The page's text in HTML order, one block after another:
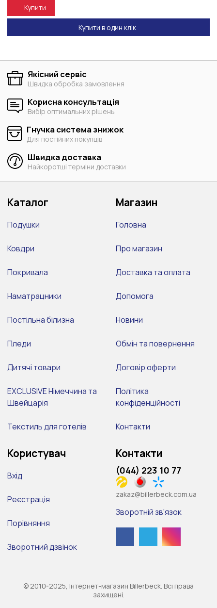
Купити
Купити в один клік
Якісний сервіс
Швидка обробка замовлення
Корисна консультація
Вибір оптимальних рішень
Гнучка система знижок
Для постійних покупців
Швидка доставка
Найкоротші терміни доставки
Каталог
Подушки
Ковдри
Покривала
Наматрацники
Постільна білизна
Пледи
Дитячі товари
EXCLUSIVE Німеччина та
Швейцарія
Текстиль для готелів
Магазин
Головна
Про магазин
Доставка та оплата
Допомога
Новини
Обмін та повернення
Договір оферти
Політика
конфіденційності
Контакти
Користувач
Вхід
Реєстрація
Порівняння
Зворотний дзвінок
Контакти
(044) 223 10 77
zakaz@billerbeck.com.ua
Зворотній зв'язок
© 2010-2025, Інтернет-магазин Billerbeck. Всі права
захищені.